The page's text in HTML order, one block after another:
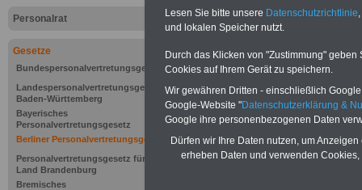
Personalrat
Gesetze
Bundespersonalvertretungsgesetz
Landespersonalvertretungsgesetz
Baden-Württemberg
Bayerisches
Personalvertretungsgesetz
Berliner Personalvertretungsgesetz
Personalvertretungsgesetz für das
Land Brandenburg
Bremisches
Lesen Sie bitte unsere Datenschutzrichtlinie
und lokalen Speicher nutzt.
Durch das Klicken von "Zustimmung"
Cookies auf Ihrem Gerät zu speichern.
Wir gewähren Dritten - einschließlich
Google-Website "Datenschutzerklärung &
Google ihre personenbezogenen Daten
Dürfen wir Ihre Daten nutzen, um
erheben Daten und verwenden